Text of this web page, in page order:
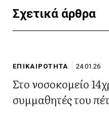
Σχετικά άρθρα
ΕΠΙΚΑΙΡΟΤΗΤΑ 24.01.26
Στο νοσοκομείο
συμμαθητές του